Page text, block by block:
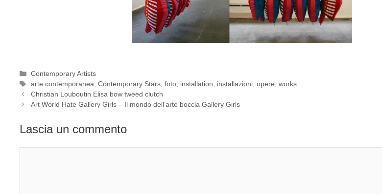
Categorie
Contemporary Artists
Tag
arte contemporanea,Contemporary Stars,foto, installation, installazioni,opere,works
Christian Louboutin Elisa bow tweed clutch
Art World Hate Gallery Girls – Il mondo dell’arte boccia Gallery Girls
Lascia un commento